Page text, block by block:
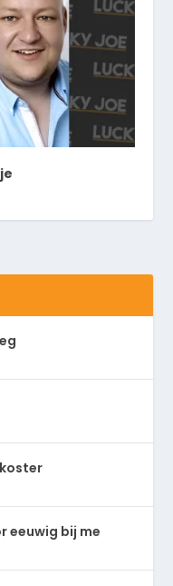
eeuwig bij me